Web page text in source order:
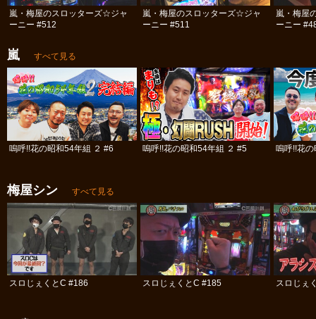
嵐・梅屋のスロッターズ☆ジャ
ーニー #512
嵐・梅屋のスロッターズ☆ジャ
ーニー #511
嵐・梅屋
ーニー
嵐 すべて見る
嗚呼!!花の昭和54年組 ２ #6 嗚呼!!花の昭和54年組 ２ #5 嗚呼!!花
梅屋シン すべて見る
スロじぇくとC #186 スロじぇくとC #185 スロじぇ